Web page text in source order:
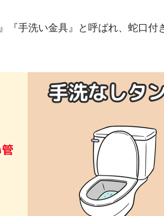
『手洗い金具』と呼ばれ、蛇口付